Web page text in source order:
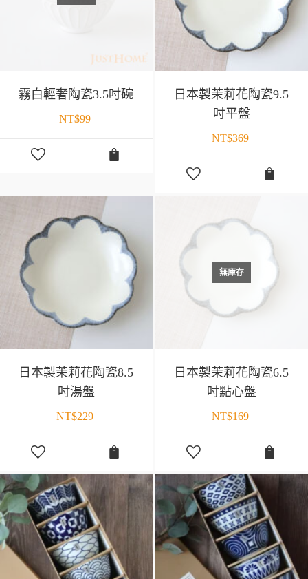
霧白輕奢陶瓷3.5吋碗
NT$99
日本製茉莉花陶瓷9.5
吋平盤
NT$369
日本製茉莉花陶瓷8.5
吋湯盤
NT$229
無庫存
日本製茉莉花陶瓷6.5
吋點心盤
NT$169